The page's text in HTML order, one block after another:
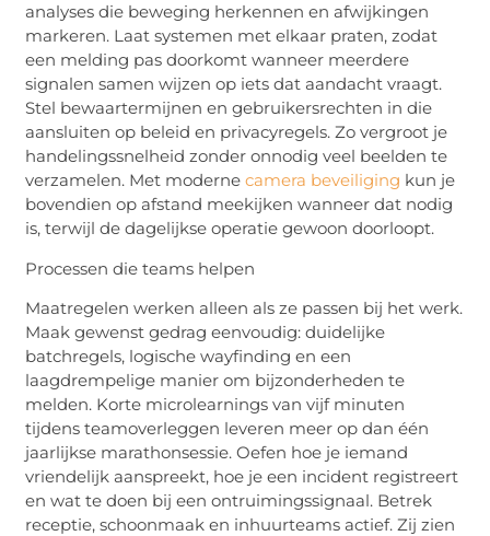
analyses die beweging herkennen en afwijkingen
markeren. Laat systemen met elkaar praten, zodat
een melding pas doorkomt wanneer meerdere
signalen samen wijzen op iets dat aandacht vraagt.
Stel bewaartermijnen en gebruikersrechten in die
aansluiten op beleid en privacyregels. Zo vergroot je
handelingssnelheid zonder onnodig veel beelden te
verzamelen. Met modernecamera beveiliging kun je
bovendien op afstand meekijken wanneer dat nodig
is, terwijl de dagelijkse operatie gewoon doorloopt.
Processen die teams helpen
Maatregelen werken alleen als ze passen bij het werk.
Maak gewenst gedrag eenvoudig: duidelijke
batchregels, logischewayfinding en een
laagdrempelige manier om bijzonderheden te
melden. Korte microlearnings van vijf minuten
tijdensteamoverleggen leveren meer op dan één
jaarlijkse marathonsessie. Oefen hoe je iemand
vriendelijk aanspreekt, hoe je een incident registreert
en wat te doen bij een ontruimingssignaal. Betrek
receptie, schoonmaak en inhuurteams actief. Zij zien